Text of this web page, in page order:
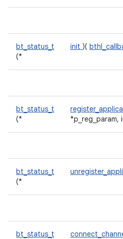
bt_status_t
(*
init )(
bt_status_t
(*
*p_reg_param,
bt_status_t
(*
bt_status_t